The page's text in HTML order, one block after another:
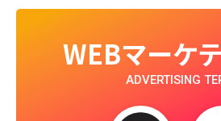
WEBマーケ
ADVERTISING